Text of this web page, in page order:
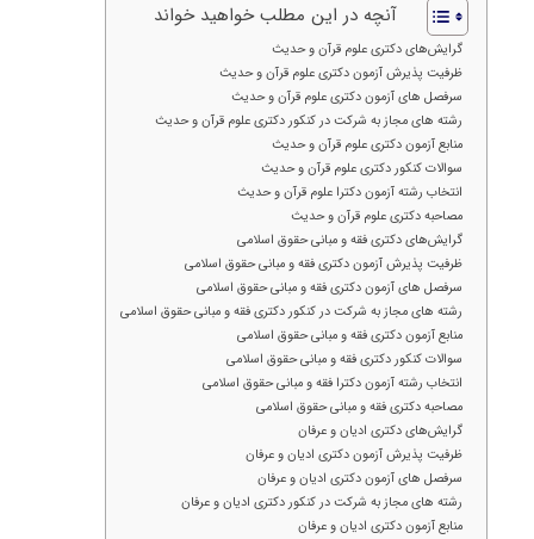
آنچه در این مطلب خواهید خواند
گرایش‌های دکتری علوم قرآن و حدیث
ظرفیت پذیرش آزمون دکتری علوم قرآن و حدیث
سرفصل های آزمون دکتری علوم قرآن و حدیث
رشته های مجاز به شرکت در کنکور دکتری علوم قرآن و حدیث
منابع آزمون دکتری علوم قرآن و حدیث
سوالات کنکور دکتری علوم قرآن و حدیث
انتخاب رشته آزمون دکترا علوم قرآن و حدیث
مصاحبه دکتری علوم قرآن و حدیث
گرایش‌های دکتری فقه و مبانی حقوق اسلامی
ظرفیت پذیرش آزمون دکتری فقه و مبانی حقوق اسلامی
سرفصل های آزمون دکتری فقه و مبانی حقوق اسلامی
رشته های مجاز به شرکت در کنکور دکتری فقه و مبانی حقوق اسلامی
منابع آزمون دکتری فقه و مبانی حقوق اسلامی
سوالات کنکور دکتری فقه و مبانی حقوق اسلامی
انتخاب رشته آزمون دکترا فقه و مبانی حقوق اسلامی
مصاحبه دکتری فقه و مبانی حقوق اسلامی
گرایش‌های دکتری ادیان و عرفان
ظرفیت پذیرش آزمون دکتری ادیان و عرفان
سرفصل های آزمون دکتری ادیان و عرفان
رشته های مجاز به شرکت در کنکور دکتری ادیان و عرفان
منابع آزمون دکتری ادیان و عرفان